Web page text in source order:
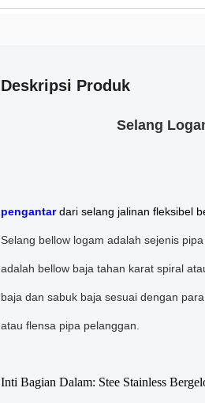
Deskripsi Produk
Selang
pengantardari selang jalinan fleksibel
Selang bellow logam adalah sejenis
adalah bellow baja tahan karat spiral
baja dan sabuk baja sesuai dengan
atau flensa pipa pelanggan.
Inti Bagian Dalam: Stee Stainless